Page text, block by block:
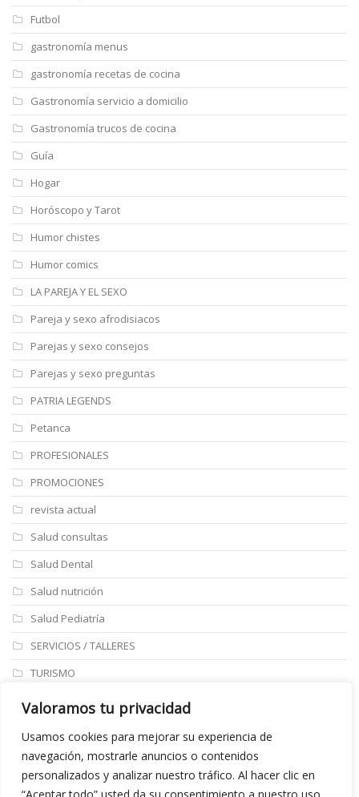
Valoramos tu privacidad
Usamos cookies para mejorar su experiencia de
navegación, mostrarle anuncios o contenidos
personalizados y analizar nuestro tráfico. Al hacer clic en
Futbol
gastronomía menus
gastronomía recetas de cocina
Gastronomía servicio a domicilio
Gastronomía trucos de cocina
Guía
Hogar
Horóscopo y Tarot
Humor chistes
Humor comics
LA PAREJA Y EL SEXO
Pareja y sexo afrodisiacos
Parejas y sexo consejos
Parejas y sexo preguntas
PATRIA LEGENDS
Petanca
PROFESIONALES
PROMOCIONES
revista actual
Salud consultas
Salud Dental
Salud nutrición
Salud Pediatría
SERVICIOS / TALLERES
TURISMO
ULTIMAS NOTICIAS
Aviso legal